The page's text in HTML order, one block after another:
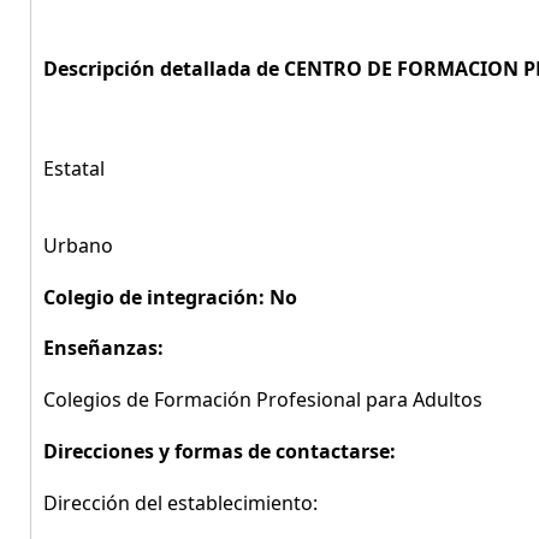
Descripción detallada de CENTRO DE FORMACION
Estatal
Urbano
Colegio de integración: No
Enseñanzas:
Colegios de Formación Profesional para Adultos
Direcciones y formas de contactarse:
Dirección del establecimiento: